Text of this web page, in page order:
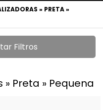
» PRETA »
Filtros
Preta » Pequena